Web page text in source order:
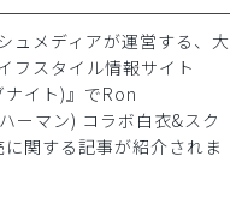
ュメディアが運営する、大
フスタイル情報サイト
ナイト)』でRon
ーマン) コラボ白衣&スク
に関する記事が紹介されま